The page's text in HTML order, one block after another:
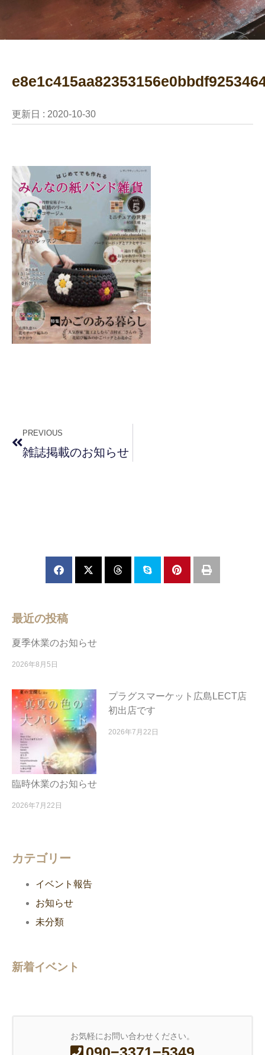
更新日 : 2020-10-30
PREVIOUS
雑誌掲載のお知らせ
最近の投稿
夏季休業のお知らせ
2026年8月5日
プラグスマーケット広島LECT店
初出店です
2026年7月22日
臨時休業のお知らせ
2026年7月22日
カテゴリー
イベント報告
お知らせ
未分類
新着イベント
お気軽にお問い合わせください。